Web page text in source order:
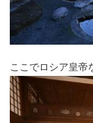
ここでロシア皇帝